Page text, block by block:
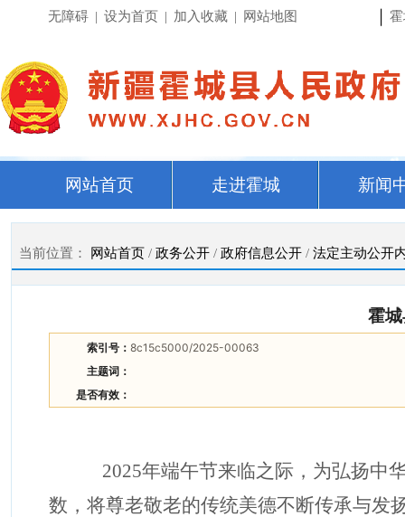
无障碍 | 设为首页 | 加入收藏 | 网站地图
网站首页 走进霍城 新闻
当前位置： 网站首页 / 政务公开 / 政府信息公开 / 法定主动公开
霍
索引号： 8c15c5000/2025-00063
主题词：
是否有效：
2025年端午节来临之际，为弘扬中
数，将尊老敬老的传统美德不断传承与发